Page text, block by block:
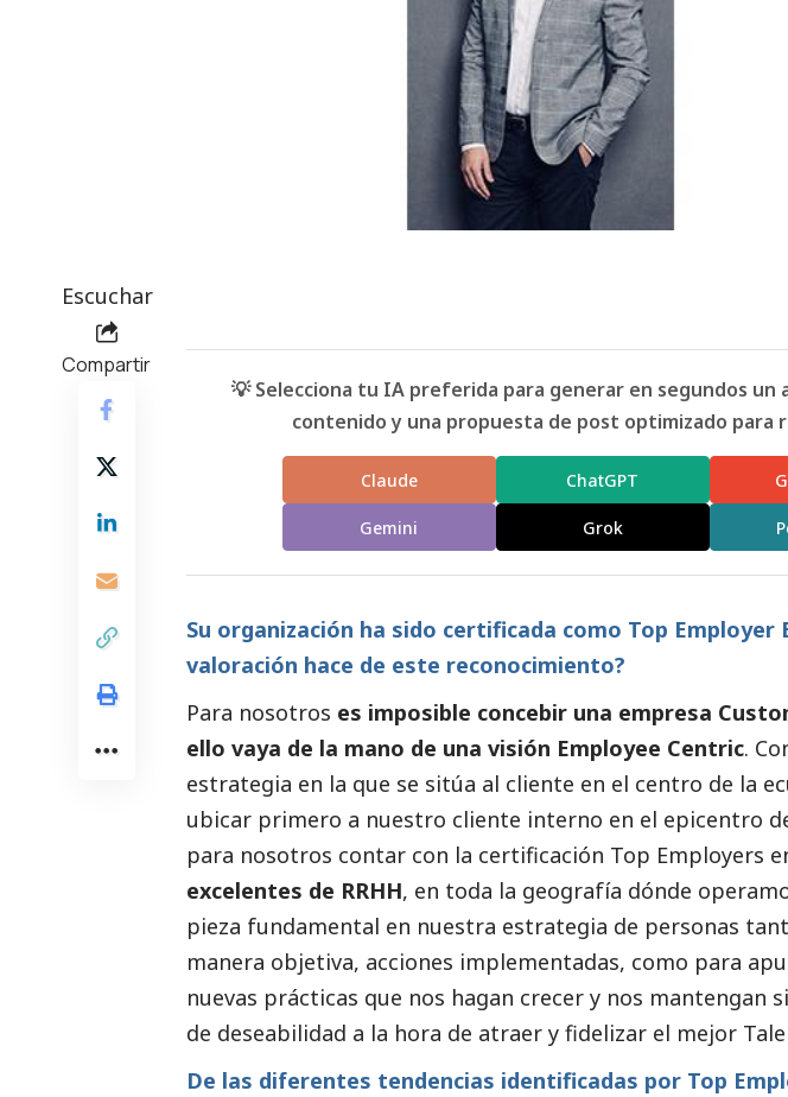
Escuchar
Compartir
💡 Selecciona tu IA preferida para generar en segundos un
contenido y una propuesta de post optimizado para
Claude ChatGPT
Gemini Grok
Su organización ha sido certificada como Top Employer
valoración hace de este reconocimiento?
Para nosotros es imposible concebir una empresa
ello vaya de la mano de una visión Employee Centric.
estrategia en la que se sitúa al cliente en el centro de la
ubicar primero a nuestro cliente interno en el epicentro
para nosotros contar con la certificación Top Employers
excelentes de RRHH, en toda la geografía dónde
pieza fundamental en nuestra estrategia de personas
manera objetiva, acciones implementadas, como para
nuevas prácticas que nos hagan crecer y nos mantengan
de deseabilidad a la hora de atraer y fidelizar el mejor
De las diferentes tendencias identificadas por Top